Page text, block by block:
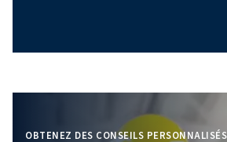
maintenance